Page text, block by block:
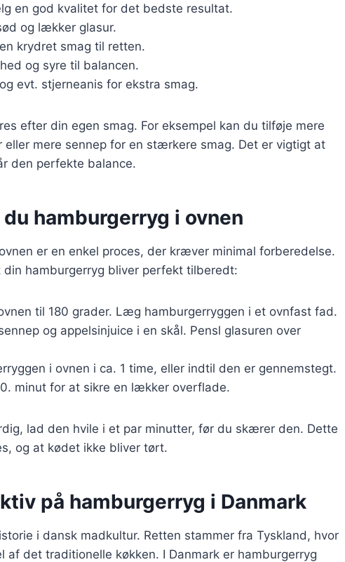
en god kvalitet for det bedste resultat.
og lækker glasur.
krydret smag til retten.
og syre til balancen.
evt. stjerneanis for ekstra smag.
efter din egen smag. For eksempel kan du tilføje mere
eller mere sennep for en stærkere smag. Det er vigtigt at
den perfekte balance.
hamburgerryg i ovnen
er en enkel proces, der kræver minimal forberedelse.
hamburgerryg bliver perfekt tilberedt:
til 180 grader. Læg hamburgerryggen i et ovnfast fad.
og appelsinjuice i en skål. Pensl glasuren over
i ovnen i ca. 1 time, eller indtil den er gennemstegt.
minut for at sikre en lækker overflade.
lad den hvile i et par minutter, før du skærer den. Dette
og at kødet ikke bliver tørt.
på hamburgerryg i Danmark
i dansk madkultur. Retten stammer fra Tyskland, hvor
det traditionelle køkken. I Danmark er hamburgerryg